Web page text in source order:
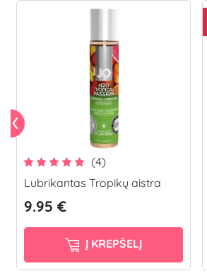
(4)
Lubrikantas Tropikų aistra
9.95 €
Į KREPŠELĮ